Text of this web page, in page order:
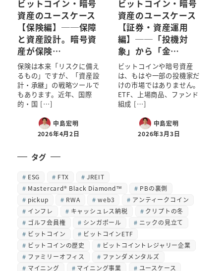
ビットコイン・暗号
資産のユースケース
【保険編】──保障
と資産設計。暗号資
産が保険…
保険は本来「リスクに備え
るもの」ですが、「資産設
計・承継」の戦略ツールで
もあります。近年、国際
的・国 […]
中島宏明
2026年4月2日
ビットコイン・暗号
資産のユースケース
【証券・資産運用
編】──「投機対
象」から「金…
ビットコインや暗号資産
は、もはや一部の投機家だ
けの市場ではありません。
ETF、上場商品、ファンド
組成 […]
中島宏明
2026年3月3日
タグ
ESG FTX
JREIT
Mastercard® Black Diamond™
PBの裏側
pickup
RWA web3
アンティークコイン
インフレ
キャッシュレス納税
クリプトの冬
ゴルフ会員権
シンガポール
ニックの見立て
ビットコイン
ビットコインETF
ビットコインの歴史
ビットコイントレジャリー企業
ファミリーオフィス
ファンダメンタルズ
マイニング
マイニング事業
ユースケース